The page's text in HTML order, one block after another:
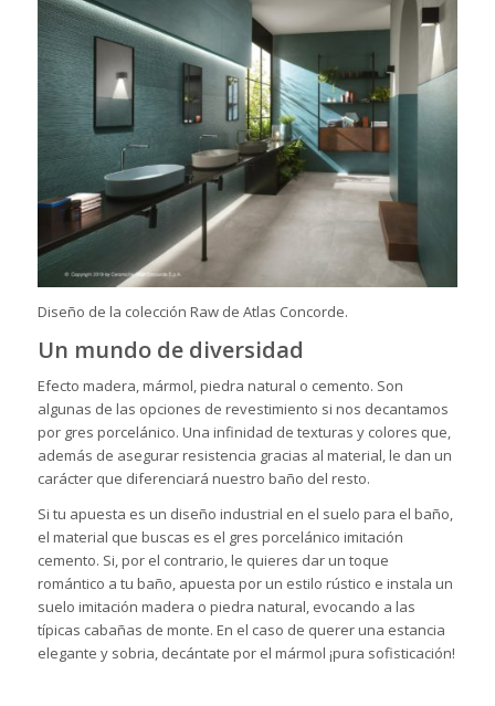
Diseño de la colección Raw de Atlas Concorde.
Un mundo de diversidad
Efecto madera, mármol, piedra natural o cemento. Son
algunas de las opciones de revestimiento si nos decantamos
por gres porcelánico. Una infinidad de texturas y colores que,
además de asegurar resistencia gracias al material, le dan un
carácter que diferenciará nuestro baño del resto.
Si tu apuesta es un diseño industrial en el suelo para el baño,
el material que buscas es el gres porcelánico imitación
cemento. Si, por el contrario, le quieres dar un toque
romántico a tu baño, apuesta por un estilo rústico e instala un
suelo imitación madera o piedra natural, evocando a las
típicas cabañas de monte. En el caso de querer una estancia
elegante y sobria, decántate por el mármol ¡pura sofisticación!